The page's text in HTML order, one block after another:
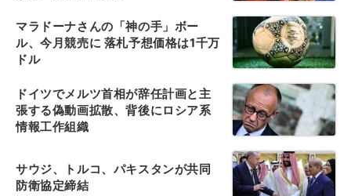
マラドーナさんの「神の手」ボー
ル、今月競売に 落札予想価格は1千万
ドル
ドイツでメルツ首相が辞任計画と主
張する偽動画拡散、背後にロシア系
情報工作組織
サウジ、トルコ、パキスタンが共同
防衛協定締結